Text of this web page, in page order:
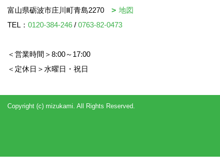
富山県砺波市庄川町青島2270
地図
TEL： 0120-384-246 / 0763-82-0473
＜営業時間＞8:00～17:00
＜定休日＞水曜日・祝日
Copyright (c) mizukami. All Rights Reserved.